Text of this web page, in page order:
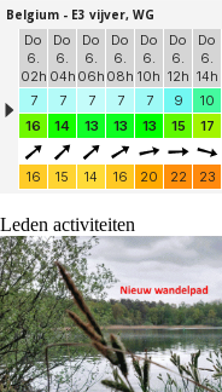
Leden activiteiten